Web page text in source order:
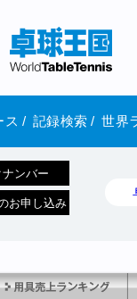
ス / 記録検索 / 世界
ンバー
お申し込み